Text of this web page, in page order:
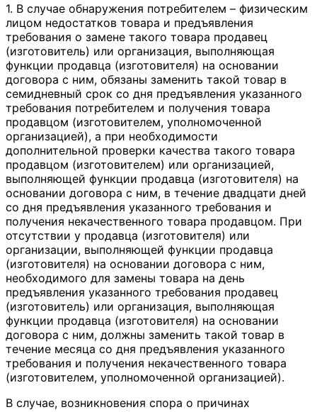
1. В случае обнаружения потребителем – физическим
лицом недостатков товара и предъявления
требования о замене такого товара продавец
(изготовитель) или организация, выполняющая
функции продавца (изготовителя) на основании
договора с ним, обязаны заменить такой товар в
семидневный срок со дня предъявления указанного
требования потребителем и получения товара
продавцом (изготовителем, уполномоченной
организацией), а при необходимости
дополнительной проверки качества такого товара
продавцом (изготовителем) или организацией,
выполняющей функции продавца (изготовителя) на
основании договора с ним, в течение двадцати дней
со дня предъявления указанного требования и
получения некачественного товара продавцом. При
отсутствии у продавца (изготовителя) или
организации, выполняющей функции продавца
(изготовителя) на основании договора с ним,
необходимого для замены товара на день
предъявления указанного требования продавец
(изготовитель) или организация, выполняющая
функции продавца (изготовителя) на основании
договора с ним, должны заменить такой товар в
течение месяца со дня предъявления указанного
требования и получения некачественного товара
(изготовителем, уполномоченной организацией).
В случае, возникновения спора о причинах